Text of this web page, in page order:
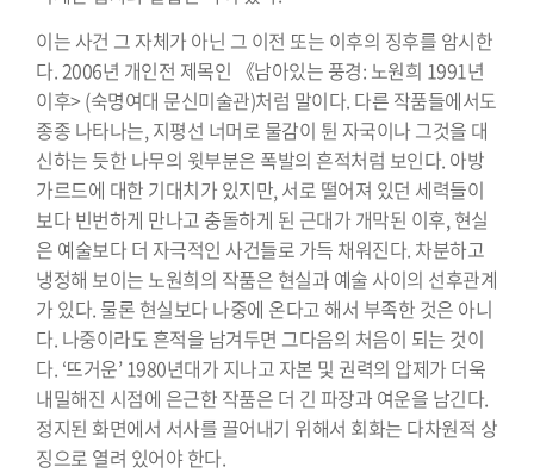
이는 사건 그 자체가 아닌 그 이전 또는 이후의 징후를 암시한
다. 2006년 개인전 제목인 《남아있는 풍경: 노원희 1991년
이후> (숙명여대 문신미술관)처럼 말이다. 다른 작품들에서도
종종 나타나는, 지평선 너머로 물감이 튄 자국이나 그것을 대
신하는 듯한 나무의 윗부분은 폭발의 흔적처럼 보인다. 아방
가르드에 대한 기대치가 있지만, 서로 떨어져 있던 세력들이
보다 빈번하게 만나고 충돌하게 된 근대가 개막된 이후, 현실
은 예술보다 더 자극적인 사건들로 가득 채워진다. 차분하고
냉정해 보이는 노원희의 작품은 현실과 예술 사이의 선후관계
가 있다. 물론 현실보다 나중에 온다고 해서 부족한 것은 아니
다. 나중이라도 흔적을 남겨두면 그다음의 처음이 되는 것이
다. ‘뜨거운’ 1980년대가 지나고 자본 및 권력의 압제가 더욱
내밀해진 시점에 은근한 작품은 더 긴 파장과 여운을 남긴다.
정지된 화면에서 서사를 끌어내기 위해서 회화는 다차원적 상
징으로 열려 있어야 한다.